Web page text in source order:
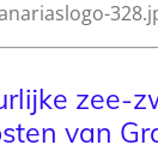
zee-
van